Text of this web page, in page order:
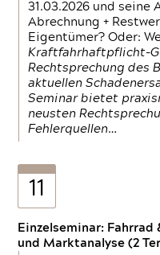
31.03.2026 und
Abrechnung +
Eigentümer? Oder:
Kraftfahrhaftpflicht-
Rechtsprechung des
aktuellen
Seminar bietet
neusten
Fehlerquellen…
11
Einzelseminar: Fahrrad
und Marktanalyse (2